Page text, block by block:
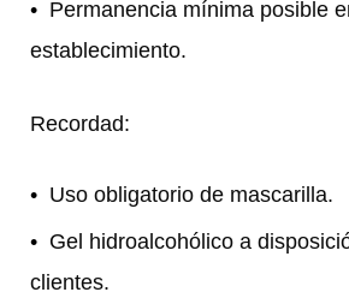
Permanencia mínima posible
establecimiento.
Recordad:
Uso obligatorio de mascarilla.
Gel hidroalcohólico a
clientes.